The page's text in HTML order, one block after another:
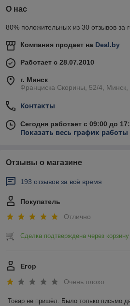
О нас
80% положительных из 30 отзывов за
Компания продает на Deal.by
Работает с 28.07.2010
г. Минск
Франциска Скорины, 52/4, Минск,
Контакты
Сегодня работает с 09:00 до
Показать весь график работы
Отзывы о магазине
193 отзывов за всё время
Покупатель
Отлично
Сделка подтверждена через корзину
Егор
Очень плохо
Товар не пришёл. Было только письмо